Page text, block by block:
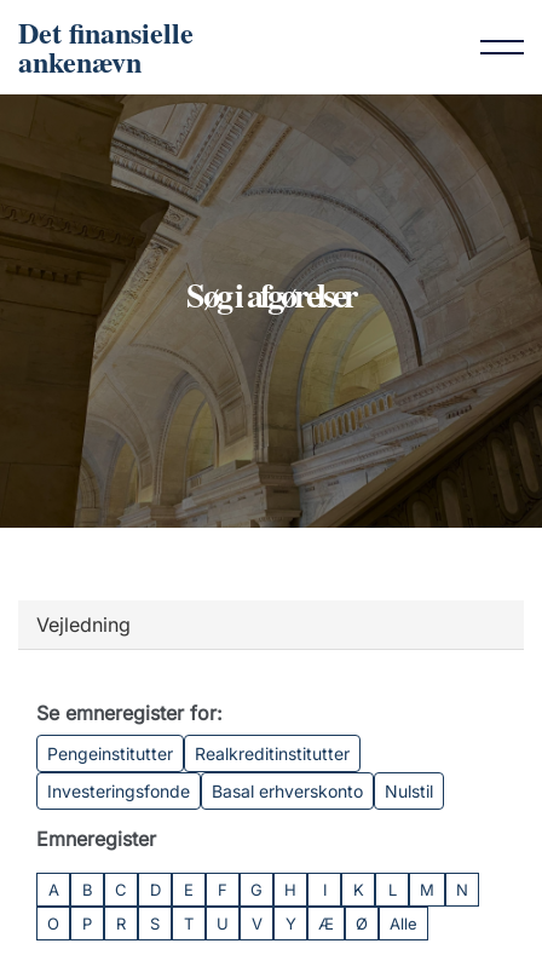
Det finansielle
ankenævn
Søg i afgørelser
Vejledning
Se emneregister for:
Pengeinstitutter
Realkreditinstitutter
Investeringsfonde
Basal erhverskonto Nulstil
Emneregister
A B C D E F G H I K L M
N
O
P R S T U V Y Æ Ø Alle